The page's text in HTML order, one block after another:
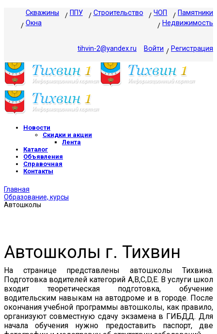
Скважины ППУ Строительство ЧОП
Памятники
Окна
Недвижимость
tihvin-2@yandex.ru Войти Регистрация
Новости
Скидки и акции
Лента
Каталог
Объявления
Справочная
Контакты
Главная
Образование, курсы
Автошколы
Автошколы г. Тихвин
На странице представлены автошколы Тихвина.
Подготовка водителей категорий A,B,C,D,E. В услуги школ
входит теоретическая подготовка, обучение
водительским навыкам на автодроме и в городе. После
окончания учебной программы автошколы, как правило,
организуют совместную сдачу экзамена в ГИБДД. Для
начала обучения нужно предоставить паспорт, две